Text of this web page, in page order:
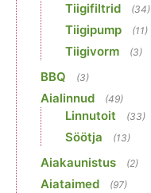
Tiigifiltrid (34)
Tiigipump (11)
Tiigivorm (3)
BBQ (3)
Aialinnud (49)
Linnutoit (33)
Söötja (13)
Aiakaunistus (2)
Aiataimed (97)